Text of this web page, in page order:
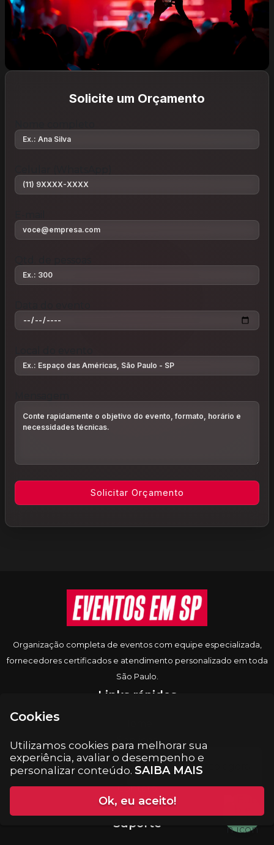
Solicite um Orçamento
Informações do rodapé
Organização completa de eventos com equipe especializada,
fornecedores certificados e atendimento personalizado em toda
São Paulo.
Links rápidos
Serviços
Galeria
Depoimentos
Contato
Blog
Suporte
Cookies
Utilizamos cookies para melhorar sua
experiência, avaliar o desempenho e
personalizar conteúdo. SAIBA MAIS
Ok, eu aceito!